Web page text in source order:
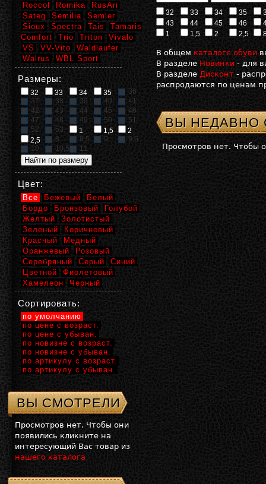
32 33 34 35
43
44 45 46
1
1,5 2 2,5
В общем каталоге обуви
В разделе Новинки - для
В разделе Дисконт-
распродаются по ценам
ВЫ НЕДАВНО
Просмотров нет. Чтобы
Roccol
Romika
RusAri
Sateg
Semilia
Semler
Sioux
Spectra Tais
Tamaris
Comfort
Trio Triton
Vivalo
VS
VV-Vito
Waldlaufer
Walrus
WBL Sport
Размеры:
32 33 34 35
36
37
38 39 40
41
42
43 44 45
46
47
48 49 50
51
52
53 1 1,5
2
2,5
8 8,5 9
9,5
10
10,5 11
Цвет:
Все Бежевый
Белый
Бордо
Бронзовый
Голубой
Желтый
Золотистый
Зеленый
Коричневый
Красный
Медный
Оранжевый
Розовый
Серебряный
Серый
Синий
Цветной
Фиолетовый
Хамелеон
Черный
Сортировать:
по умолчанию
по цене с возраст.
по цене с убыван.
по новизне с возраст.
по новизне с убыван.
по артикулу с возраст.
по артикулу с убыван.
ВЫ СМОТРЕЛИ
Просмотров нет. Чтобы они
появились кликните на
интересующий Вас товар из
нашего каталога